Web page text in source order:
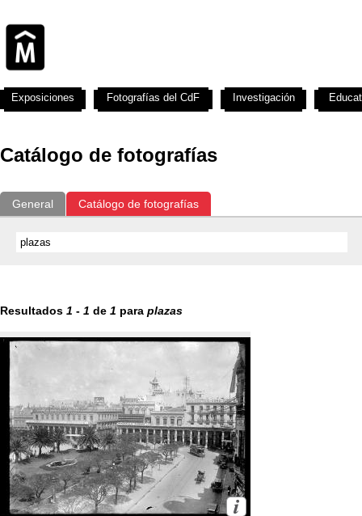
Catálogo de fotografías
General Catálogo de fotografías
Resultados 1 - 1 de 1 para plazas
Exposiciones Fotografías del CdF Investigación